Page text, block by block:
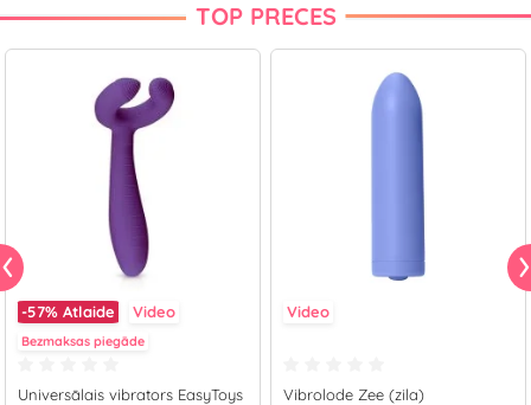
TOP PRECES
-57% Atlaide Video
Bezmaksas piegāde
Universālais vibrators EasyToys
Video
Vibrolode Zee (zila)